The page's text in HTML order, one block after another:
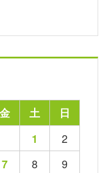
金 土 日
1
2
7 8
9